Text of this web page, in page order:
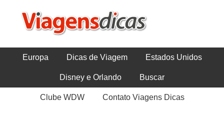
Europa Dicas de Viagem Estados Unidos
Disney e Orlando Buscar
Clube WDW Contato Viagens Dicas